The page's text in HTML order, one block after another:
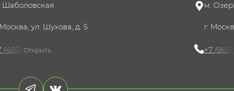
Шаболовская
Москва, ул. Шухова, д. 5
(495) 721-60-15
Открыть
м.
г.
+7 (965)